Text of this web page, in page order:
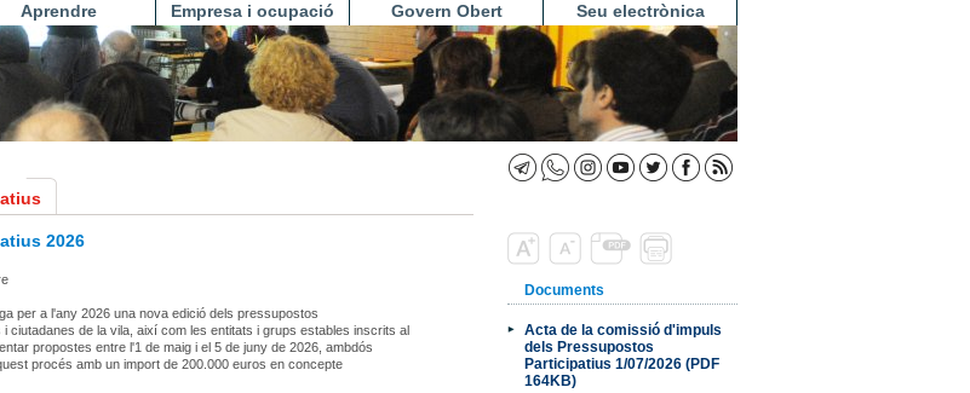
Aprendre Empresa i ocupació Govern Obert Seu electrònica
2026
per a l'any 2026 una nova edició dels pressupostos
ciutadanes de la vila, així com les entitats i grups estables inscrits al
propostes entre l'1 de maig i el 5 de juny de 2026, ambdós
procés amb un import de 200.000 euros en concepte
Documents
Acta de la comissió d'impuls
dels Pressupostos
Participatius 1/07/2026 (PDF
164KB)